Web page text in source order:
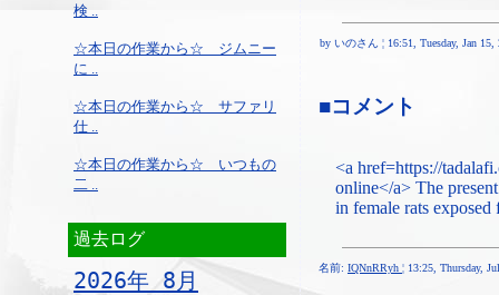
検 ..
☆本日の作業から☆ ジムニー
に ..
☆本日の作業から☆ サファリ
仕 ..
☆本日の作業から☆ いつもの
二 ..
過去ログ
2026年 8月
by いのさん ¦ 16:51, Tuesday, Jan 15,
■コメント
<a href=https://
online</a> The
in female rats exposed
名前: IQNnRRyh ¦ 13:25, Thursday,